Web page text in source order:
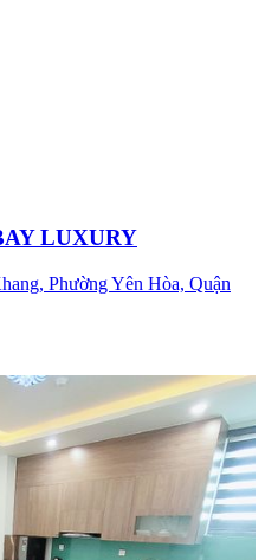
LUXURY
Phường Yên Hòa, Quận